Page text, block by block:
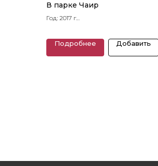
В парке Чаир
Год: 2017 г
Подробнее Добавить